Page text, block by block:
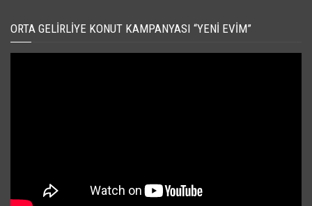
ORTA GELIRLIYE KONUT KAMPANYASI “YENI EVIM”